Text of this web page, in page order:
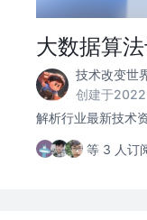
大数据算
技术改变世
创建于
解析行业最新技术
等 3 人订